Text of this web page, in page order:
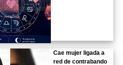
Cae mujer ligada a
red de contrabando